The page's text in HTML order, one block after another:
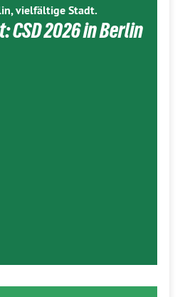
vielfältige Stadt.
CSD 2026 in Berlin